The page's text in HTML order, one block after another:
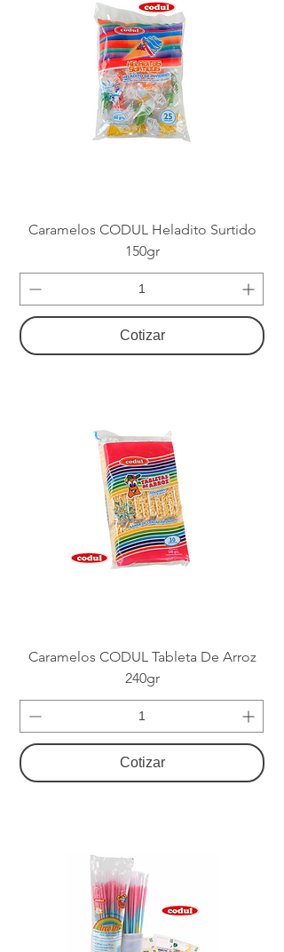
Caramelos CODUL Heladito Surtido
150gr
Cotizar
Caramelos CODUL Tableta De Arroz
240gr
Cotizar